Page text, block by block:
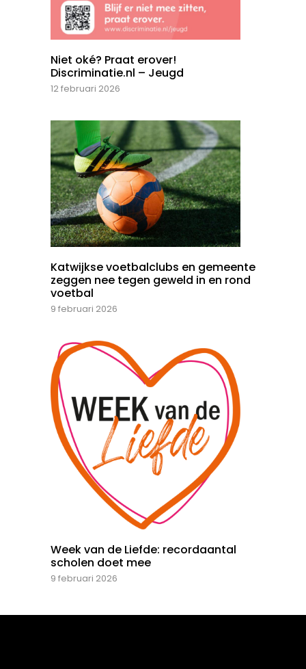
Niet oké? Praat erover!
Discriminatie.nl – Jeugd
12 februari 2026
Katwijkse voetbalclubs en gemeente
zeggen nee tegen geweld in en rond
voetbal
9 februari 2026
Week van de Liefde: recordaantal
scholen doet mee
9 februari 2026